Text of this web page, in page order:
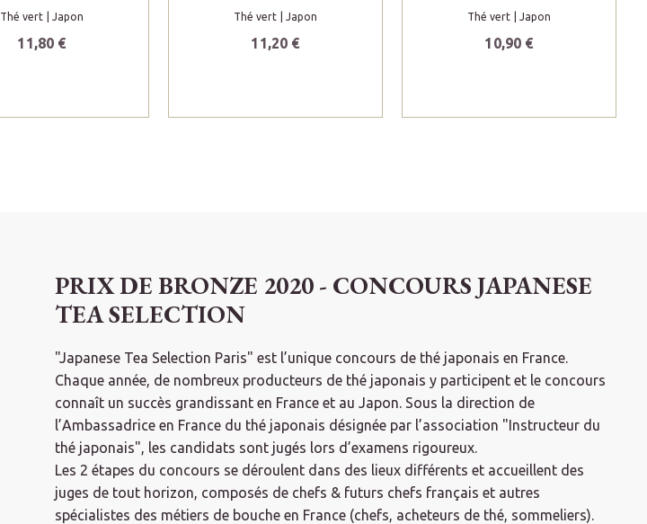
Thé vert | Japon
11,80 €
Thé vert | Japon
11,20 €
Thé vert | Japon
10,90 €
PRIX DE BRONZE 2020 - CONCOURS JAPANESE
TEA SELECTION
"Japanese Tea Selection Paris" est l’unique concours de thé japonais en France.
Chaque année, de nombreux producteurs de thé japonais y participent et le concours
connaît un succès grandissant en France et au Japon. Sous la direction de
l’Ambassadrice en France du thé japonais désignée par l’association "Instructeur du
thé japonais", les candidats sont jugés lors d’examens rigoureux.
Les 2 étapes du concours se déroulent dans des lieux différents et accueillent des
juges de tout horizon, composés de chefs & futurs chefs français et autres
spécialistes des métiers de bouche en France (chefs, acheteurs de thé, sommeliers).